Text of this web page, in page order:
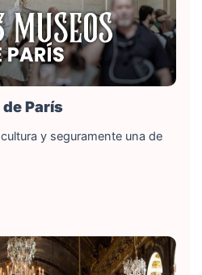
París
y seguramente una de